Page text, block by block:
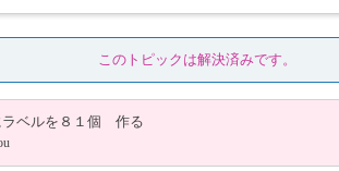
このトピックは解決済みです。
ラベルを８１個 作る